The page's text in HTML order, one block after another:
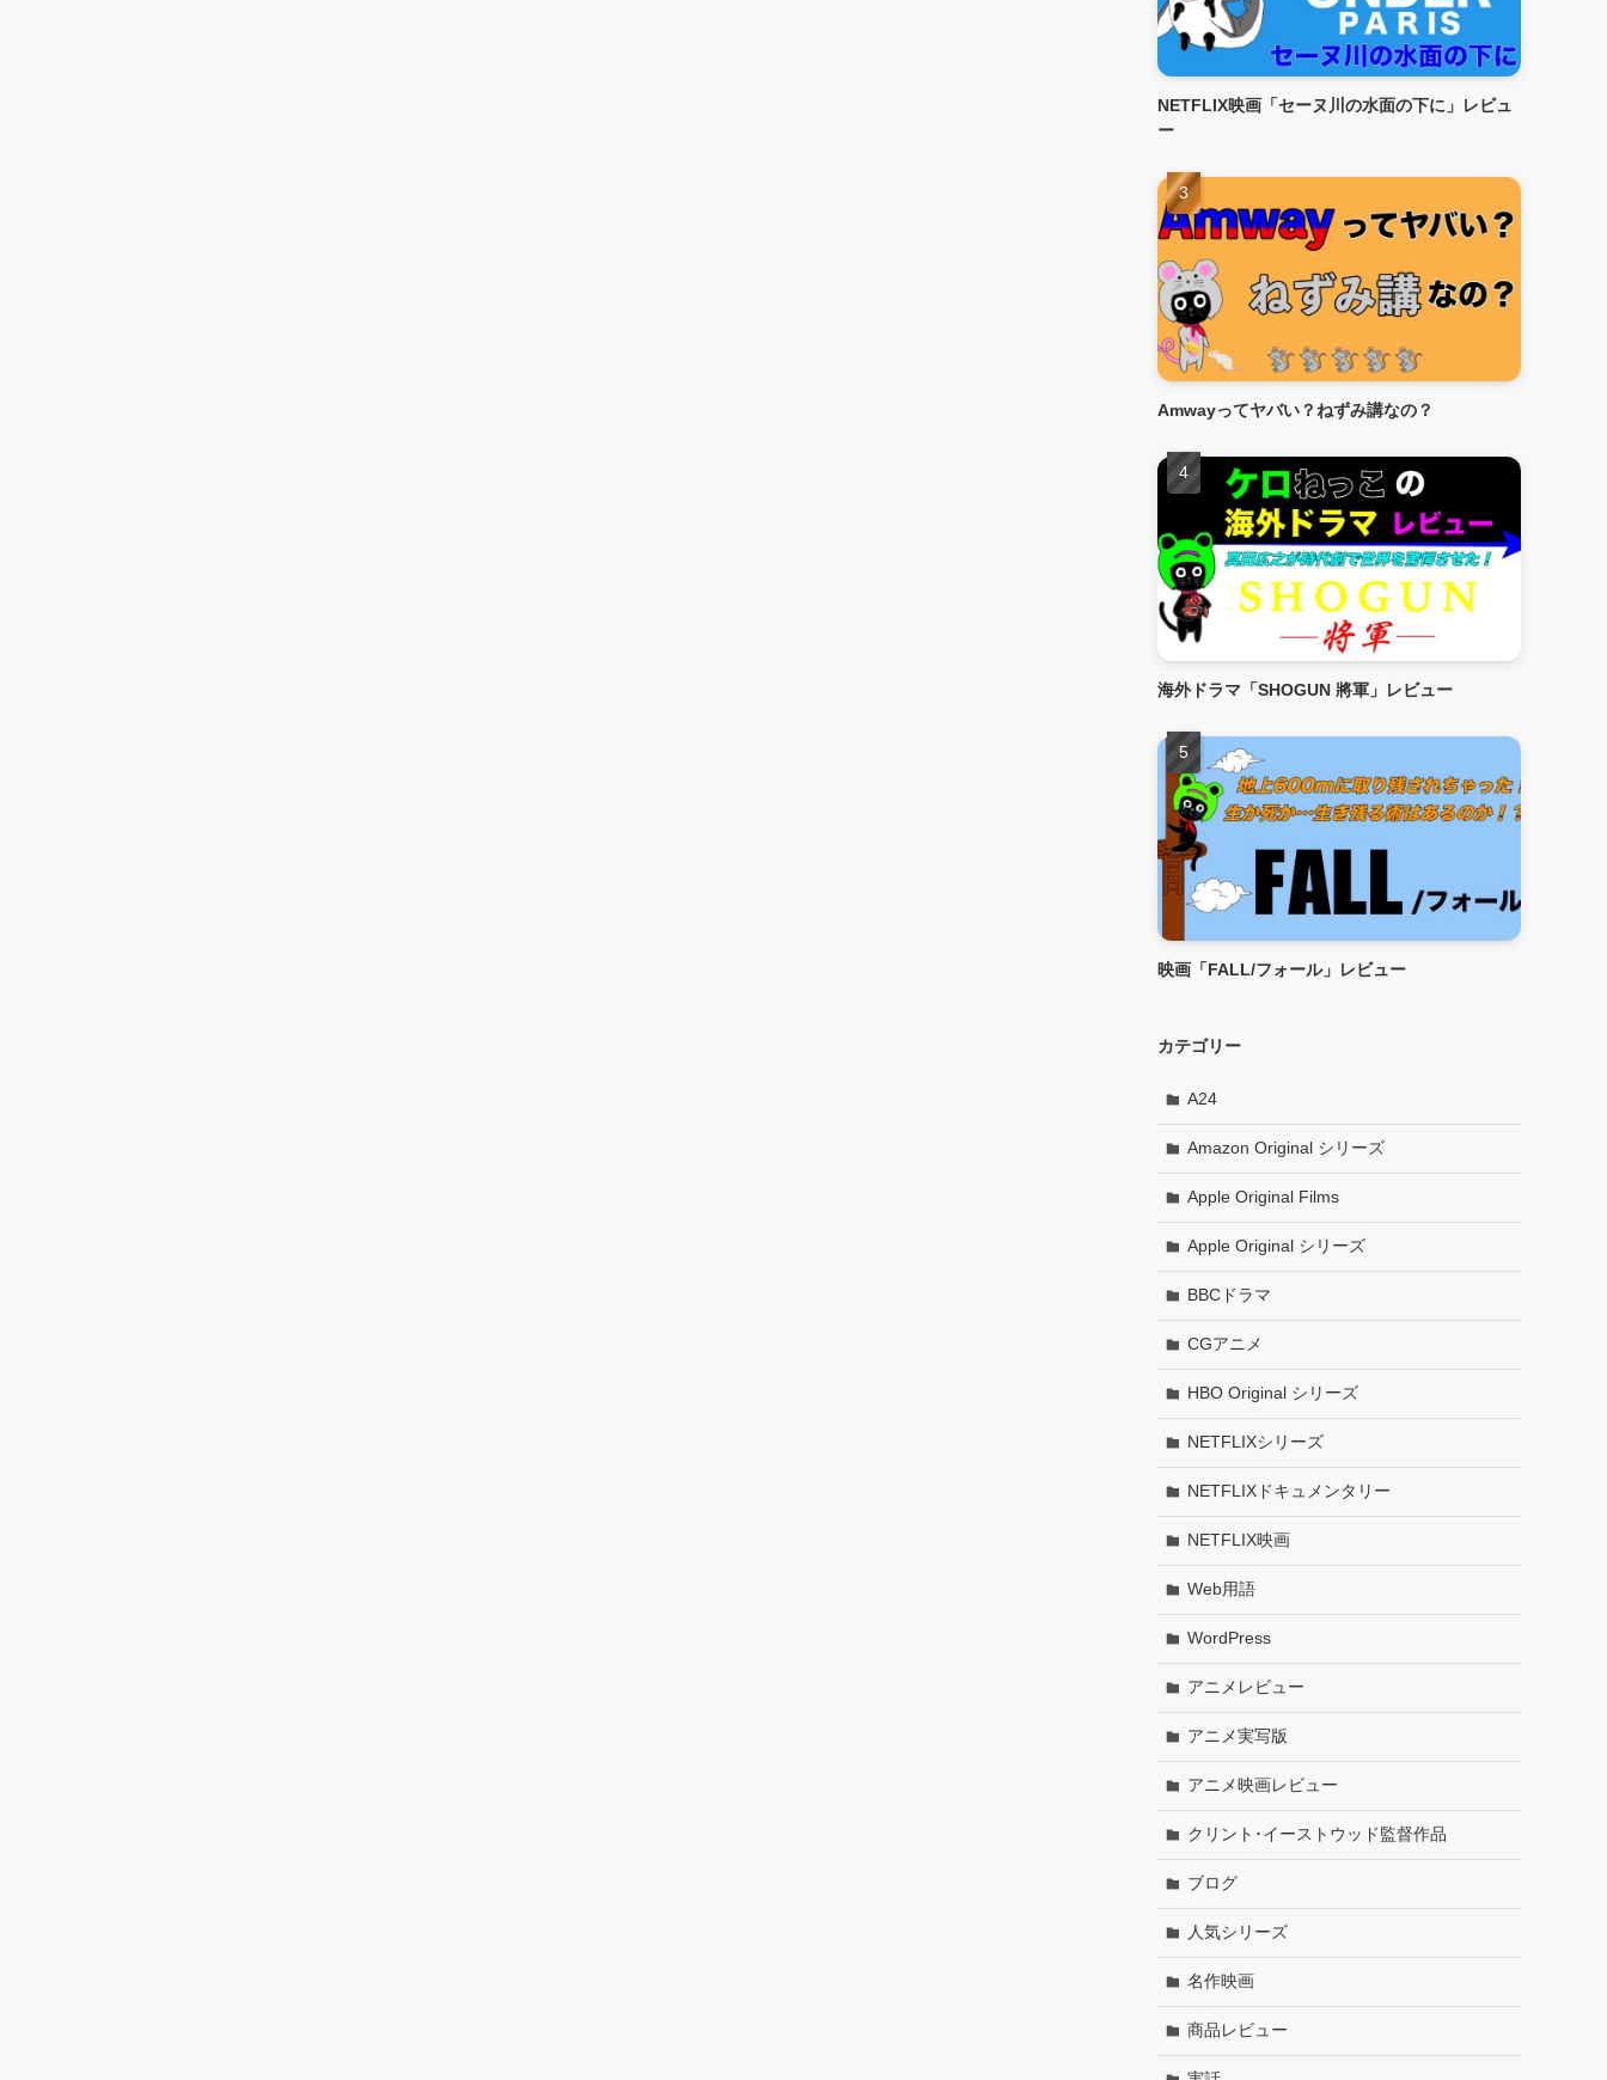
NETFLIX映画「セーヌ川の水面の下に」レビュ
ー
Amwayってヤバい？ねずみ講なの？
海外ドラマ「SHOGUN 將軍」レビュー
映画「FALL/フォール」レビュー
カテゴリー
A24
Amazon Original シリーズ
Apple Original Films
Apple Original シリーズ
BBCドラマ
CGアニメ
HBO Original シリーズ
NETFLIXシリーズ
NETFLIXドキュメンタリー
NETFLIX映画
Web用語
WordPress
アニメレビュー
アニメ実写版
アニメ映画レビュー
クリント･イーストウッド監督作品
ブログ
人気シリーズ
名作映画
商品レビュー